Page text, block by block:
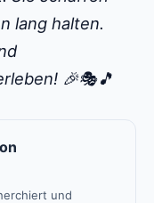
lang halten.
🎉🎭🎵
und